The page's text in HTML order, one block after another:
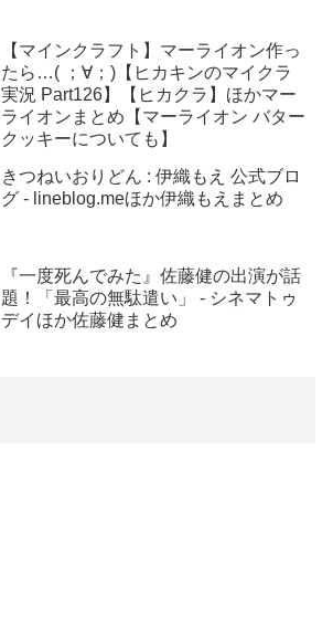
【マインクラフト】マーライオン作っ
たら…( ；∀；)【ヒカキンのマイクラ
実況 Part126】【ヒカクラ】ほかマー
ライオンまとめ【マーライオン バター
クッキーについても】
きつねいおりどん : 伊織もえ 公式ブロ
グ - lineblog.meほか伊織もえまとめ
『一度死んでみた』佐藤健の出演が話
題！「最高の無駄遣い」 - シネマトゥ
デイほか佐藤健まとめ